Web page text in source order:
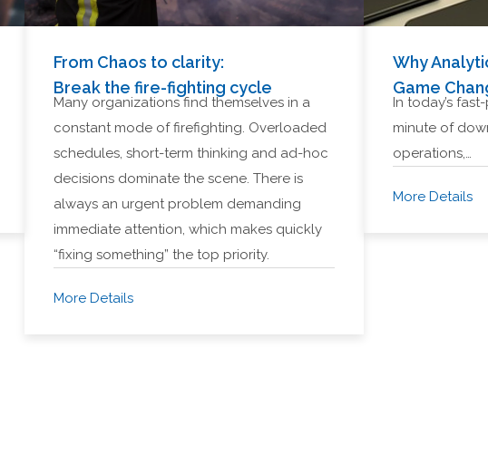
From Chaos to clarity:
Break the fire-fighting cycle
Many organizations find themselves in a
constant mode of firefighting. Overloaded
schedules, short-term thinking and ad-hoc
decisions dominate the scene. There is
always an urgent problem demanding
immediate attention, which makes quickly
“fixing something” the top priority.
More Details
Why
Game
In today’s
minute of
operations,…
More Details